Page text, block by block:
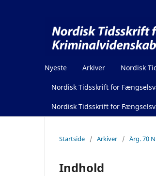
Nyeste Arkiver Nordisk
Nordisk Tidsskrift for
Nordisk Tidsskrift for
Startside / Arkiver / Årg. 70
Indhold